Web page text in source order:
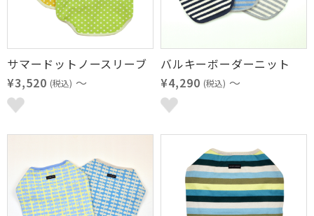
サマードットノースリーブ
¥3,520 (税込) ～
バルキーボーダーニット
¥4,290 (税込) ～